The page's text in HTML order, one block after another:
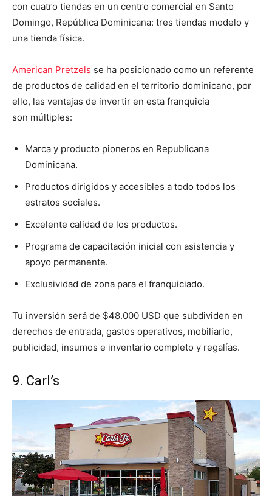
con cuatro tiendas en un centro comercial en Santo
Domingo, República Dominicana: tres tiendas modelo y
una tienda física.
American Pretzels se ha posicionado como un referente
de productos de calidad en el territorio dominicano, por
ello, las ventajas de invertir en esta franquicia
son múltiples:
Marca y producto pioneros en Republicana
Dominicana.
Productos dirigidos y accesibles a todo todos los
estratos sociales.
Excelente calidad de los productos.
Programa de capacitación inicial con asistencia y
apoyo permanente.
Exclusividad de zona para el franquiciado.
Tu inversión será de $48.000 USD que subdividen en
derechos de entrada, gastos operativos, mobiliario,
publicidad, insumos e inventario completo y regalías.
9. Carl’s